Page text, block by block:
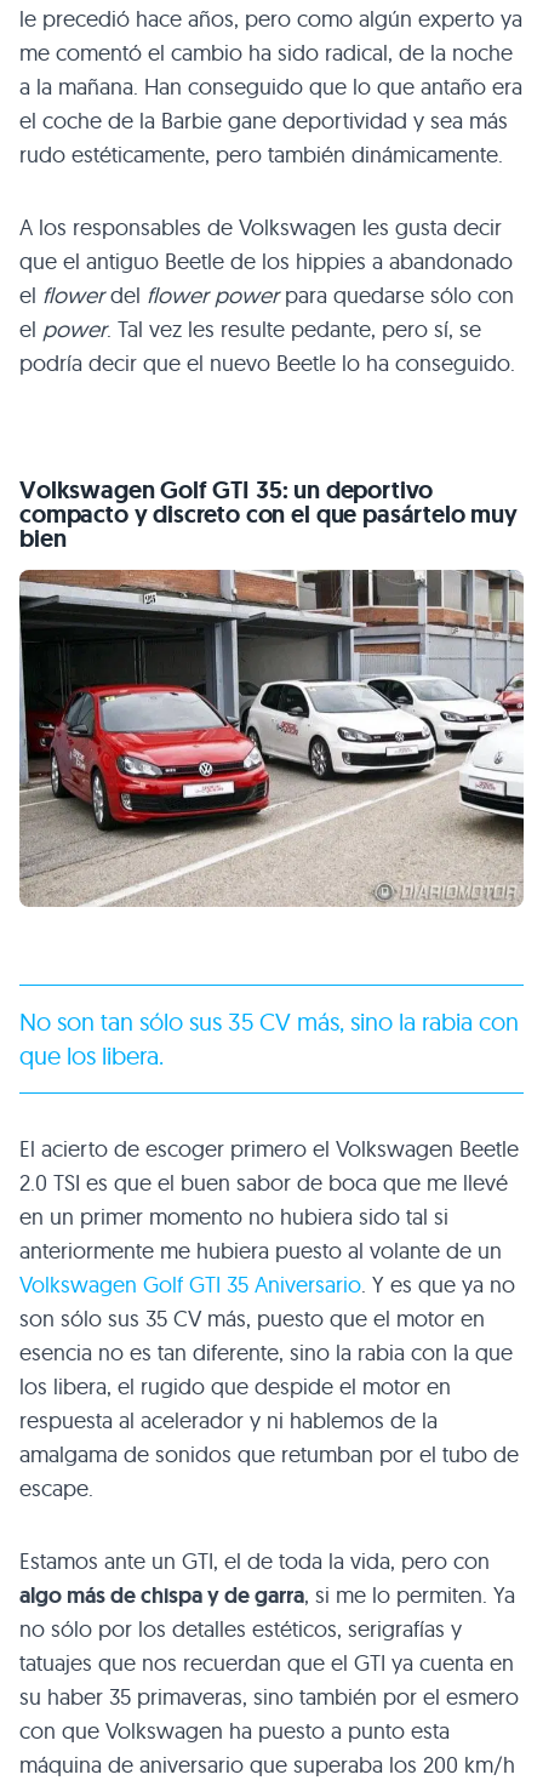
le precedió hace años, pero como algún experto ya
me comentó el cambio ha sido radical, de la noche
a la mañana. Han conseguido que lo que antaño era
el coche de la Barbie gane deportividad y sea más
rudo estéticamente, pero también dinámicamente.
A los responsables de Volkswagen les gusta decir
que el antiguo Beetle de los hippies a abandonado
el flowerdel flower powerpara quedarse sólo con
el power. Tal vez les resulte pedante, pero sí, se
podría decir que el nuevo Beetle lo ha conseguido.
Volkswagen GolfGTI 35: un deportivo
compacto y discreto con el que pasártelo muy
bien
No son tan sólo sus 35 CV más, sino la rabia con
que los libera.
El acierto de escoger primero el Volkswagen Beetle
2.0 TSI es que el buen sabor de boca que me llevé
en un primer momento no hubiera sido tal si
anteriormente me hubiera puesto al volante de un
Volkswagen Golf GTI 35 Aniversario. Y es que ya no
son sólo sus 35 CV más, puesto que el motor en
esencia no es tan diferente, sino la rabia con la que
los libera, el rugido que despide el motor en
respuesta al acelerador y ni hablemos de la
amalgama de sonidos que retumban por el tubo de
escape.
Estamos ante un GTI, el de toda la vida, pero con
algo más de chispa y de garra, si me lo permiten. Ya
no sólo por los detalles estéticos, serigrafías y
tatuajes que nos recuerdan que el GTI ya cuenta en
su haber 35 primaveras, sino también por el esmero
con que Volkswagen ha puesto a punto esta
máquina de aniversario que superaba los 200 km/h